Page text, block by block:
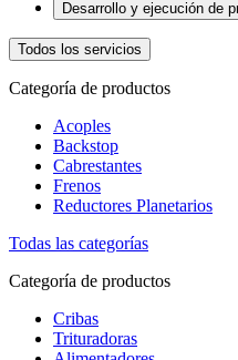
Todos los servicios
Categoría de productos
Acoples
Backstop
Cabrestantes
Frenos
Reductores Planetarios
Todas las categorías
Categoría de productos
Cribas
Trituradoras